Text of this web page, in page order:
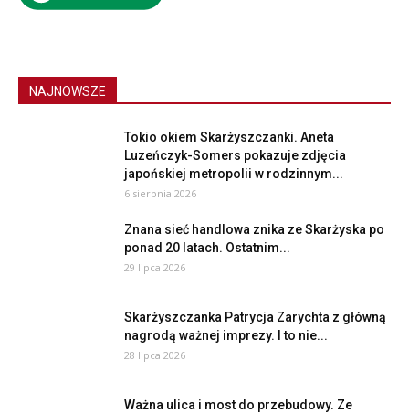
NAJNOWSZE
Tokio okiem Skarżyszczanki. Aneta
Luzeńczyk-Somers pokazuje zdjęcia
japońskiej metropolii w rodzinnym...
6 sierpnia 2026
Znana sieć handlowa znika ze Skarżyska po
ponad 20 latach. Ostatnim...
29 lipca 2026
Skarżyszczanka Patrycja Zarychta z główną
nagrodą ważnej imprezy. I to nie...
28 lipca 2026
Ważna ulica i most do przebudowy. Ze